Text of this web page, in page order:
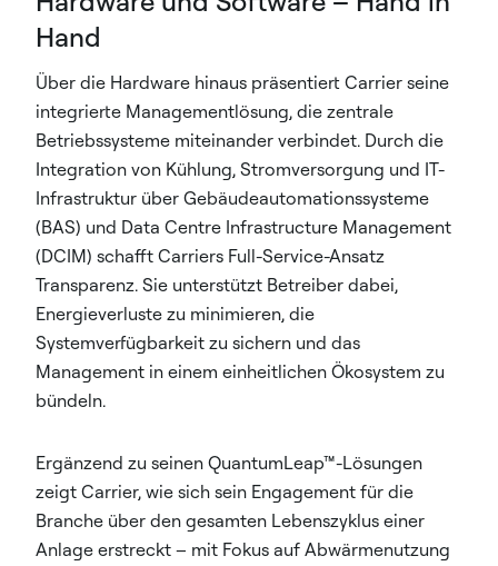
Hand
Über die Hardware hinaus präsentiert Carrier seine
integrierte Managementlösung, die zentrale
Betriebssysteme miteinander verbindet. Durch die
Integration von Kühlung, Stromversorgung und IT-
Infrastruktur über Gebäudeautomationssysteme
(BAS) und Data Centre Infrastructure Management
(DCIM) schafft Carriers Full-Service-Ansatz
Transparenz. Sie unterstützt Betreiber dabei,
Energieverluste zu minimieren, die
Systemverfügbarkeit zu sichern und das
Management in einem einheitlichen Ökosystem zu
bündeln.
Ergänzend zu seinen QuantumLeap™-Lösungen
zeigt Carrier, wie sich sein Engagement für die
Branche über den gesamten Lebenszyklus einer
Anlage erstreckt – mit Fokus auf Abwärmenutzung